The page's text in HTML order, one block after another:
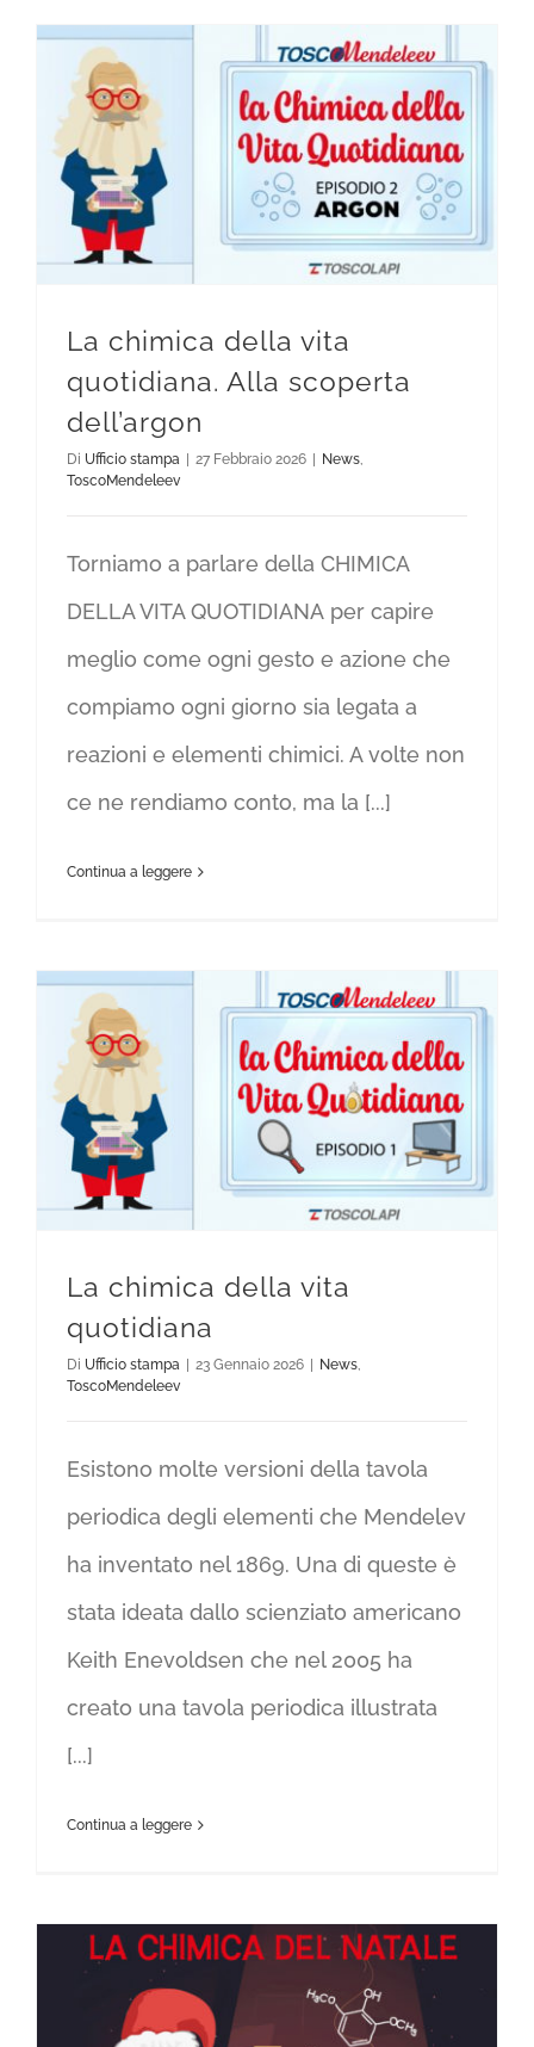
La chimica della vita
quotidiana. Alla scoperta
dell’argon
Di Ufficio stampa 27 Febbraio 2026 News,
ToscoMendeleev
Torniamo a parlare della CHIMICA
DELLA VITA QUOTIDIANA per capire
meglio come ogni gesto e azione che
compiamo ogni giorno sia legata a
reazioni e elementi chimici. A volte non
ce ne rendiamo conto, ma la [...]
Continua a leggere
La chimica della vita
quotidiana
Di Ufficio stampa 23 Gennaio 2026 News,
ToscoMendeleev
Esistono molte versioni della tavola
periodica degli elementi che Mendelev
ha inventato nel 1869. Una di queste è
stata ideata dallo scienziato americano
Keith Enevoldsen che nel 2005 ha
creato una tavola periodica illustrata
[...]
Continua a leggere